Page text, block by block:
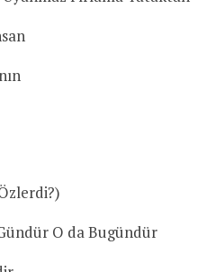
O da Bugündür